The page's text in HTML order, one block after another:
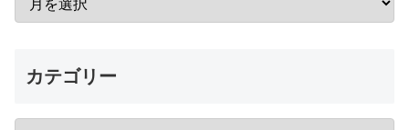
カテゴリー